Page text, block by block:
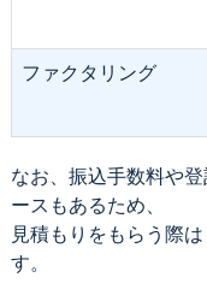
ファクタリング
なお、振込手数料や
ースもあるため、
見積もりをもらう際
す。